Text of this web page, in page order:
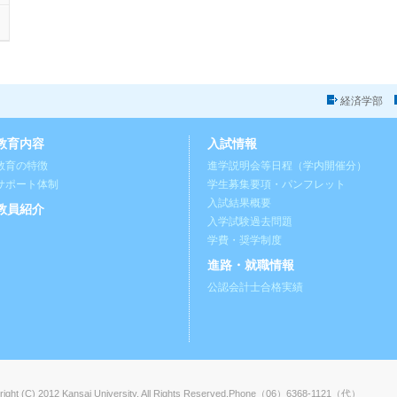
経済学部
育内容
育の特徴
ポート体制
員紹介
入試情報
進学説明会等日程（学内開催分）
学生募集要項・パンフレット
入試結果概要
入学試験過去問題
学費・奨学制度
進路・就職情報
公認会計士合格実績
(C) 2012 Kansai University. All Rights Reserved. Phone（06）6368-1121（代）